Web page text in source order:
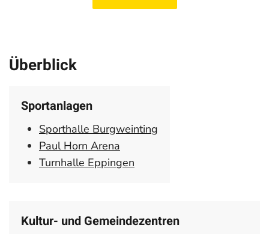
Überblick
Sportanlagen
Sporthalle Burgweinting
Paul Horn Arena
Turnhalle Eppingen
Kultur- und Gemeindezentren